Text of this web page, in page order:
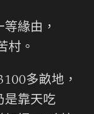
緣由，
村。
多畝地，
是靠天吃